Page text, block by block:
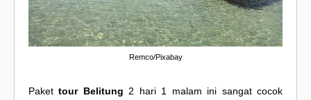
Remco/Pixabay
Pakettour Belitung 2 hari 1 malam ini sangat cocok